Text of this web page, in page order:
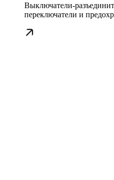
Выключатели-
переключатели и